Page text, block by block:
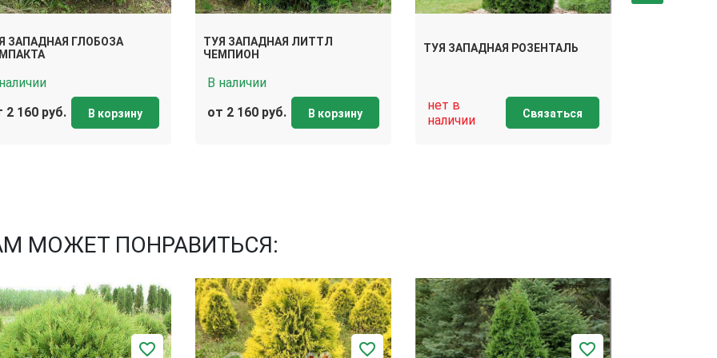
ЗАПАДНАЯ ГЛОБОЗА
2 160 руб.
В корзину
ТУЯ ЗАПАДНАЯ ЛИТТЛ
ЧЕМПИОН
В наличии
от 2 160 руб.
В корзину
ТУЯ ЗАПАДНАЯ РОЗЕНТАЛЬ
нет в
наличии
Связаться
МОЖЕТ ПОНРАВИТЬСЯ: